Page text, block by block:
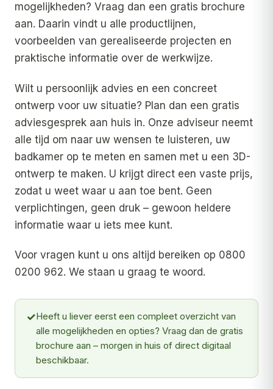
mogelijkheden? Vraag dan een gratis brochure
aan. Daarin vindt u alle productlijnen,
voorbeelden van gerealiseerde projecten en
praktische informatie over de werkwijze.
Wilt u persoonlijk advies en een concreet
ontwerp voor uw situatie? Plan dan een gratis
adviesgesprek aan huis in. Onze adviseur neemt
alle tijd om naar uw wensen te luisteren, uw
badkamer op te meten en samen met u een 3D-
ontwerp te maken. U krijgt direct een vaste prijs,
zodat u weet waar u aan toe bent. Geen
verplichtingen, geen druk – gewoon heldere
informatie waar u iets mee kunt.
Voor vragen kunt u ons altijd bereiken op 0800
0200 962. We staan u graag te woord.
✓Heeft u liever eerst een compleet overzicht van
alle mogelijkheden en opties? Vraag dan de gratis
brochure aan – morgen in huis of direct digitaal
beschikbaar.